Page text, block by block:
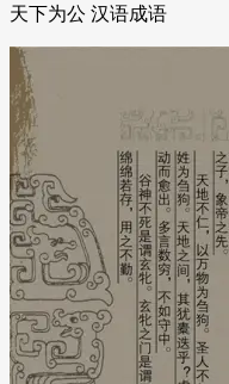
天下为公 汉语成语